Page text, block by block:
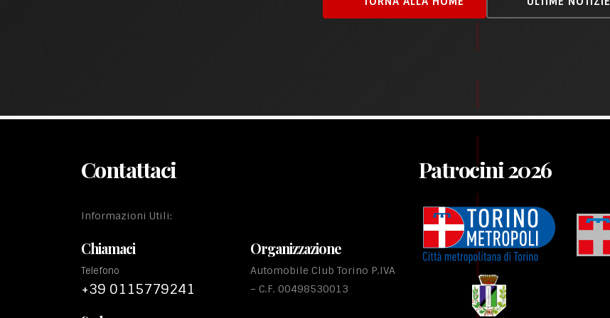
Contattaci Patrocini 2026
Informazioni Utili:
Chiamaci
Telefono
+39 0115779241
Organizzazione
Automobile Club Torino P.IVA
– C.F. 00498530013